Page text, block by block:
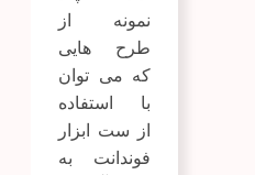
نمونه از
طرح هایی
که می توان
با استفاده
از ست ابزار
فوندانت به